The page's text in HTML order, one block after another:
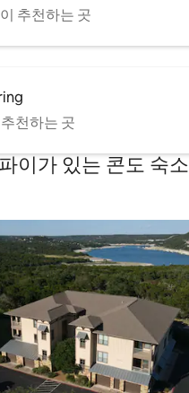
추천하는 곳
천하는 곳
이가 있는 콘도 숙소